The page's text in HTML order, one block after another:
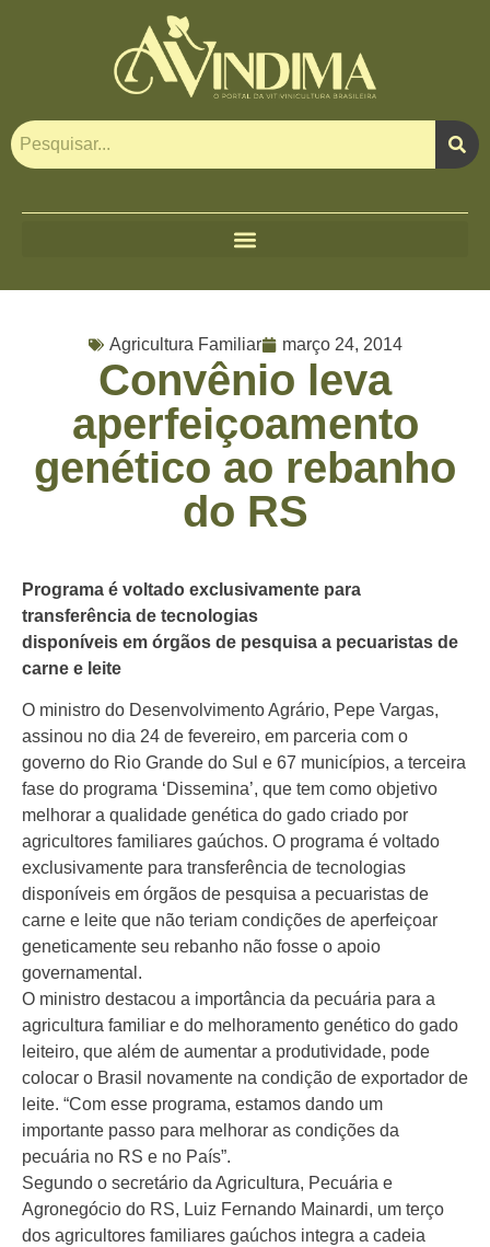
Agricultura Familiar março 24, 2014
Convênio leva
aperfeiçoamento
genético ao rebanho
do RS
Programa é voltado exclusivamente para
transferência de tecnologias
disponíveis em órgãos de pesquisa a pecuaristas de
carne e leite
O ministro do Desenvolvimento Agrário, Pepe Vargas,
assinou no dia 24 de fevereiro, em parceria com o
governo do Rio Grande do Sul e 67 municípios, a terceira
fase do programa ‘Dissemina’, que tem como objetivo
melhorar a qualidade genética do gado criado por
agricultores familiares gaúchos. O programa é voltado
exclusivamente para transferência de tecnologias
disponíveis em órgãos de pesquisa a pecuaristas de
carne e leite que não teriam condições de aperfeiçoar
geneticamente seu rebanho não fosse o apoio
governamental.
O ministro destacou a importância da pecuária para a
agricultura familiar e do melhoramento genético do gado
leiteiro, que além de aumentar a produtividade, pode
colocar o Brasil novamente na condição de exportador de
leite. “Com esse programa, estamos dando um
importante passo para melhorar as condições da
pecuária no RS e no País”.
Segundo o secretário da Agricultura, Pecuária e
Agronegócio do RS, Luiz Fernando Mainardi, um terço
dos agricultores familiares gaúchos integra a cadeia